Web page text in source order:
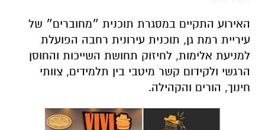
האירוע התקיים במסגרת תוכנית ״מחוברים״ של
עיריית רמת גן, תוכנית עירונית רחבה הפועלת
למניעת אלימות, לחיזוק תחושת השייכות והחוסן
הרגשי ולקידום קשר מיטבי בין תלמידים, צוותי
חינוך, הורים והקהילה.